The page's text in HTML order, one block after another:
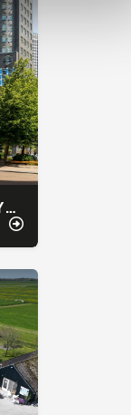
THE HAGUE HUMANITY HUB